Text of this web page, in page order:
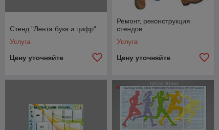
Стенд "Лента букв и цифр"
Услуга
Цену уточняйте
Ремонт, реконструкция
стендов
Услуга
Цену уточняйте